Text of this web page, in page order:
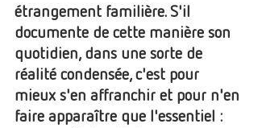
étrangement familière. S'il
documente de cette manière son
quotidien, dans une sorte de
réalité condensée, c'est pour
mieux s'en affranchir et pour n'en
faire apparaître que l'essentiel :